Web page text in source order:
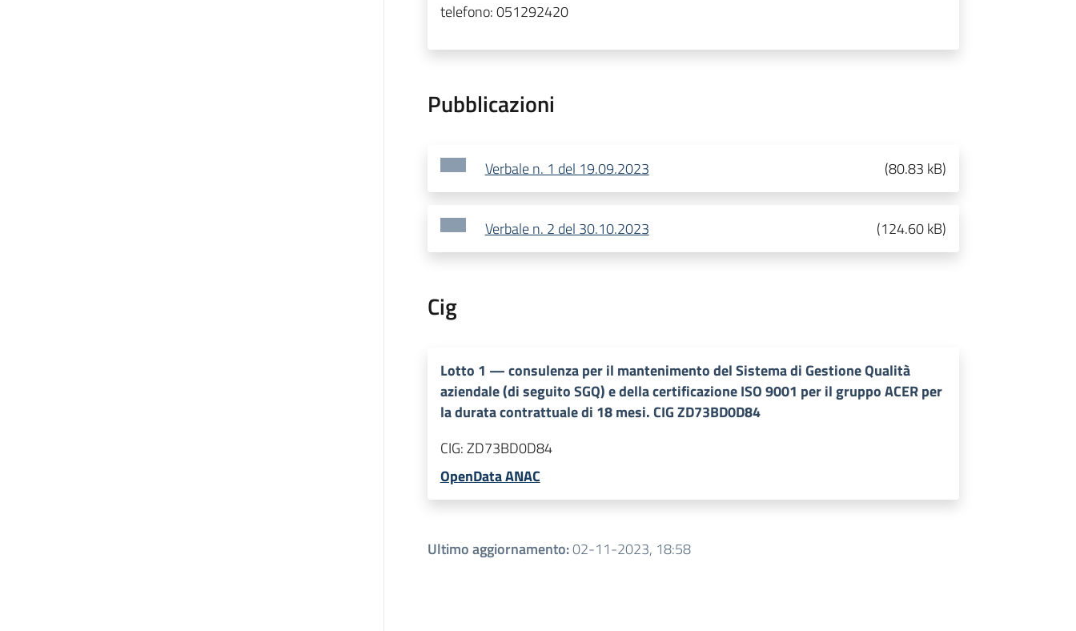
telefono:051292420
Pubblicazioni
Verbale n. 1 del 19.09.2023 (80.83 kB)
Verbale n. 2 del 30.10.2023 (124.60 kB)
Cig
Lotto 1 —consulenza per il mantenimento del Sistema di Gestione Qualità
aziendale (di seguito SGQ) e della certificazione ISO 9001 per il gruppo ACER per
la durata contrattuale di 18 mesi. CIG ZD73BD0D84
CIG:ZD73BD0D84
OpenData ANAC
Ultimo aggiornamento:02-11-2023, 18:58